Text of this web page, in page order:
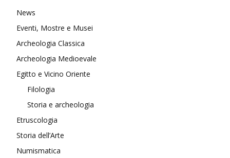
News
Eventi, Mostre e Musei
Archeologia Classica
Archeologia Medioevale
Egitto e Vicino Oriente
Filologia
Storia e archeologia
Etruscologia
Storia dell’Arte
Numismatica